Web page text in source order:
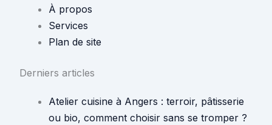
À propos
Services
Plan de site
Derniers articles
Atelier cuisine à Angers : terroir, pâtisserie
ou bio, comment choisir sans se tromper ?